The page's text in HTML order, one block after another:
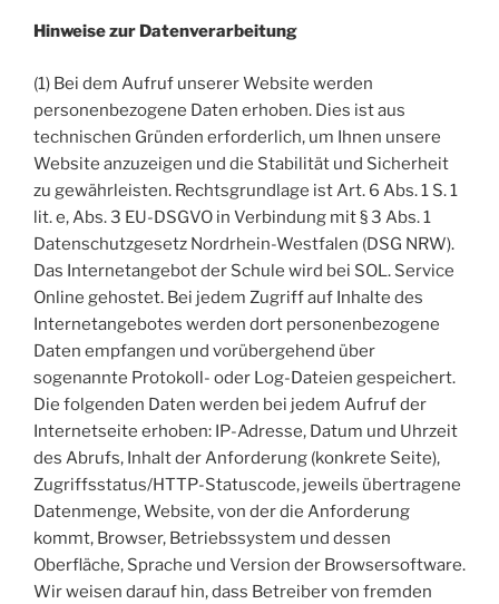
Hinweise zur Datenverarbeitung
(1) Bei dem Aufruf unserer Website werden
personenbezogene Daten erhoben. Dies ist aus
technischen Gründen erforderlich, um Ihnen unsere
Website anzuzeigen und die Stabilität und Sicherheit
zu gewährleisten. Rechtsgrundlage ist Art. 6 Abs. 1 S. 1
lit. e, Abs. 3 EU-DSGVO in Verbindung mit § 3 Abs. 1
Datenschutzgesetz Nordrhein-Westfalen (DSG NRW).
Das Internetangebot der Schule wird bei SOL. Service
Online gehostet. Bei jedem Zugriff auf Inhalte des
Internetangebotes werden dort personenbezogene
Daten empfangen und vorübergehend über
sogenannte Protokoll- oder Log-Dateien gespeichert.
Die folgenden Daten werden bei jedem Aufruf der
Internetseite erhoben: IP-Adresse, Datum und Uhrzeit
des Abrufs, Inhalt der Anforderung (konkrete Seite),
Zugriffsstatus/HTTP-Statuscode, jeweils übertragene
Datenmenge, Website, von der die Anforderung
kommt, Browser, Betriebssystem und dessen
Oberfläche, Sprache und Version der Browsersoftware.
Wir weisen darauf hin, dass Betreiber von fremden